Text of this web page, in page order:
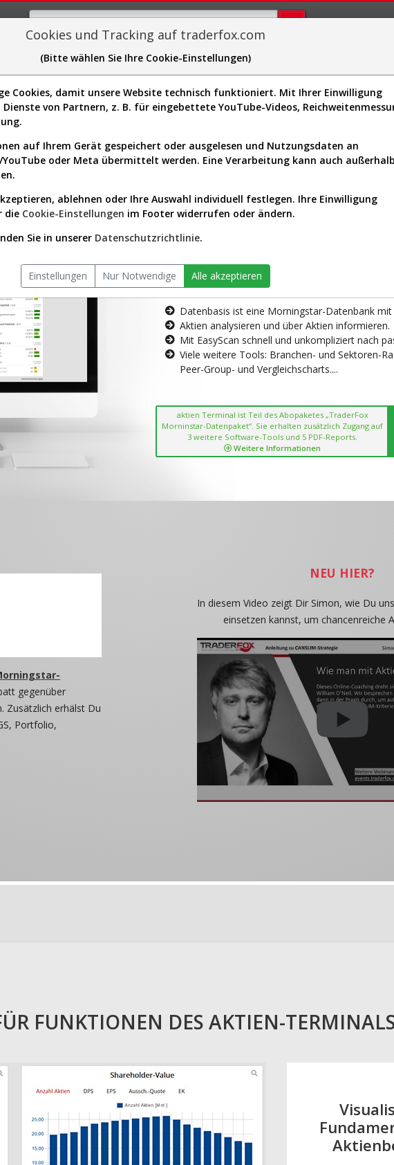
Sector-Spider Easy-Scan Visualizations
ist nur für Premium-Kunden
AKTIEN-TERMINAL
Die Aktienanalyse-
Datenbasis ist eine Morningstar-Datenbank
Aktien analysieren und über Aktien informieren.
Mit EasyScan schnell und unkompliziert nach
Viele weitere Tools: Branchen- und Sektoren-
Peer-Group- und Vergleichscharts....
aktien Terminal ist Teil des Abopaketes „TraderFox
Morninstar-Datenpaket“. Sie erhalten zusätzlich Zugang auf
3 weitere Software-Tools und 5 PDF-Reports.
Weitere Informationen
gegenüber
Zusätzlich erhälst Du
Portfolio,
NEU HIER?
In diesem Video zeigt Dir Simon, wie Du
einsetzen kannst, um chancenreiche
FUNKTIONEN DES AKTIEN-
Cookies und Tracking auf traderfox.com
(Bitte wählen Sie Ihre Cookie-Einstellungen)
Cookies, damit unsere Website technisch funktioniert. Mit Ihrer Einwilligung
von Partnern, z. B. für eingebettete YouTube-Videos,
auf Ihrem Gerät gespeichert oder ausgelesen und Nutzungsdaten an
oder Meta übermittelt werden. Eine Verarbeitung kann auch außerhalb
ablehnen oder Ihre Auswahl individuell festlegen. Ihre Einwilligung
die Cookie-Einstellungen im Footer widerrufen oder ändern.
Sie in unserer Datenschutzrichtlinie.
Einstellungen Nur Notwendige Alle akzeptieren